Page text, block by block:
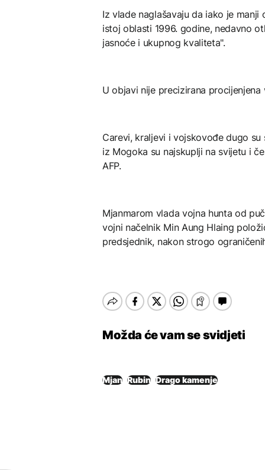
Iz vlade naglašavaju da iako je
istoj oblasti 1996. godine, nedavno
jasnoće i ukupnog kvaliteta".
U objavi nije precizirana procijenjena
Carevi, kraljevi i vojskovođe dugo
iz Mogoka su najskuplji na svijetu i
AFP.
Mjanmarom vlada vojna hunta od
vojni načelnik Min Aung Hlaing
predsjednik, nakon strogo
Možda će vam se svidjeti
Mjan Rubin Drago kamenje